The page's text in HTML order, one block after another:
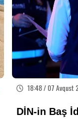
18:48 / 07 Avqust
DİN-in Baş